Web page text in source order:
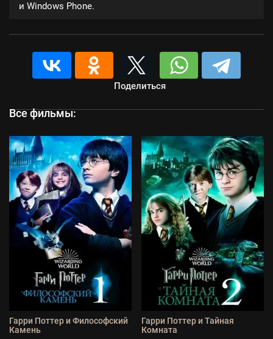
и Windows Phone.
Поделиться
Все фильмы:
Гарри Поттер и Философский
Камень
Гарри Поттер и Тайная
Комната